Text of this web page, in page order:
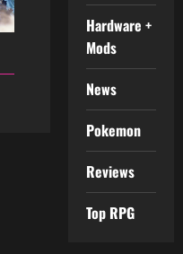
Hardware +
Mods
News
Pokemon
Reviews
Top RPG